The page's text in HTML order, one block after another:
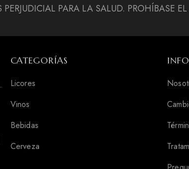
PARA LA SALUD. PROHÍBASE
CATEGORÍAS
Licores
Vinos
Bebidas
Cerveza